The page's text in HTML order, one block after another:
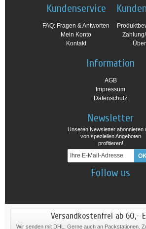
Kundenservice
FAQ: Fragen & Antworten
Mein Konto
Kontakt
Information
AGB
Impressum
Datenschutz
Newsletter
Unseren Newsletter abonnieren
von speziellen Angeboten
profitieren!
Follow us
Versandkostenfrei ab 60,-
Wir senden mit DHL. Gerne auch an Packstationen.